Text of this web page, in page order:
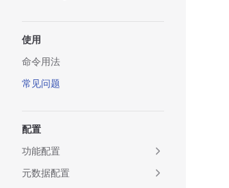
使用
命令用法
常见问题
配置
功能配置
元数据配置